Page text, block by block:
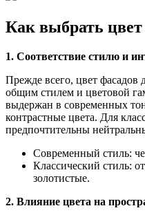
Как выбрать
1. Соответствие стилю и
Прежде всего, цвет фасадов
общим стилем и цветовой
выдержан в современных
контрастные цвета. Для
предпочтительны
Современный стиль:
Классический стиль:
золотистые.
2. Влияние цвета на